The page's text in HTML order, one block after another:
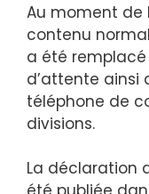
Au moment de
contenu
a été
d’attente ainsi
téléphone de
divisions.
La déclaration